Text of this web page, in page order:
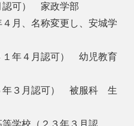
認可） 家政学部
月、名称変更し、安城学
１年４月認可） 幼児教育
年３月認可） 被服科 生
学校（２３年３月認